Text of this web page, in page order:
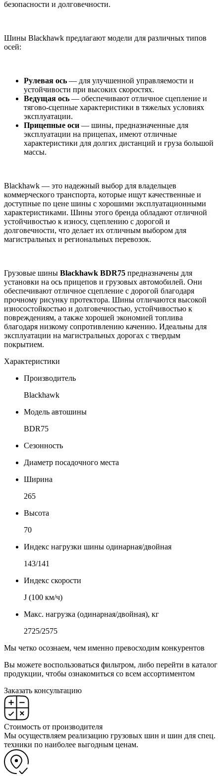
безопасности и долговечности.
Шины Blackhawk предлагают модели для различных типов
осей:
Рулевая ось — для улучшенной управляемости и
устойчивости при высоких скоростях.
Ведущая ось — обеспечивают отличное сцепление и
тягово-сцепные характеристики в тяжелых условиях
эксплуатации.
Прицепные оси — шины, предназначенные для
эксплуатации на прицепах, имеют отличные
характеристики для долгих дистанций и груза большой
массы.
Blackhawk — это надежный выбор для владельцев
коммерческого транспорта, которые ищут качественные и
доступные по цене шины с хорошими эксплуатационными
характеристиками. Шины этого бренда обладают отличной
устойчивостью к износу, сцеплению с дорогой и
долговечности, что делает их отличным выбором для
магистральных и региональных перевозок.
Грузовые шины Blackhawk BDR75 предназначены для
установки на ось прицепов и грузовых автомобилей. Они
обеспечивают отличное сцепление с дорогой благодаря
прочному рисунку протектора. Шины отличаются высокой
износостойкостью и долговечностью, устойчивостью к
повреждениям, а также хорошей экономией топлива
благодаря низкому сопротивлению качению. Идеальны для
эксплуатации на магистральных дорогах с твердым
покрытием.
Характеристики
Производитель
Blackhawk
Модель автошины
BDR75
Сезонность
Диаметр посадочного места
Ширина
265
Высота
70
Индекс нагрузки шины одинарная/двойная
143/141
Индекс скорости
J (100 км/ч)
Макс. нагрузка (одинарная/двойная), кг
2725/2575
Мы четко осознаем, чем именно превосходим конкурентов
Вы можете воспользоваться фильтром, либо перейти в каталог
продукции, чтобы ознакомиться со всем ассортиментом
Заказать консультацию
Стоимость от производителя
Мы осуществляем реализацию грузовых шин и шин для спец.
техники по наиболее выгодным ценам.